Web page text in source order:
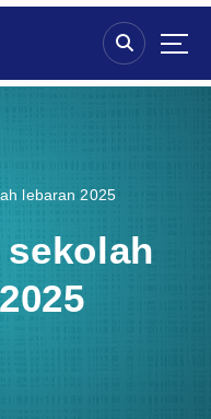
lebaran 2025